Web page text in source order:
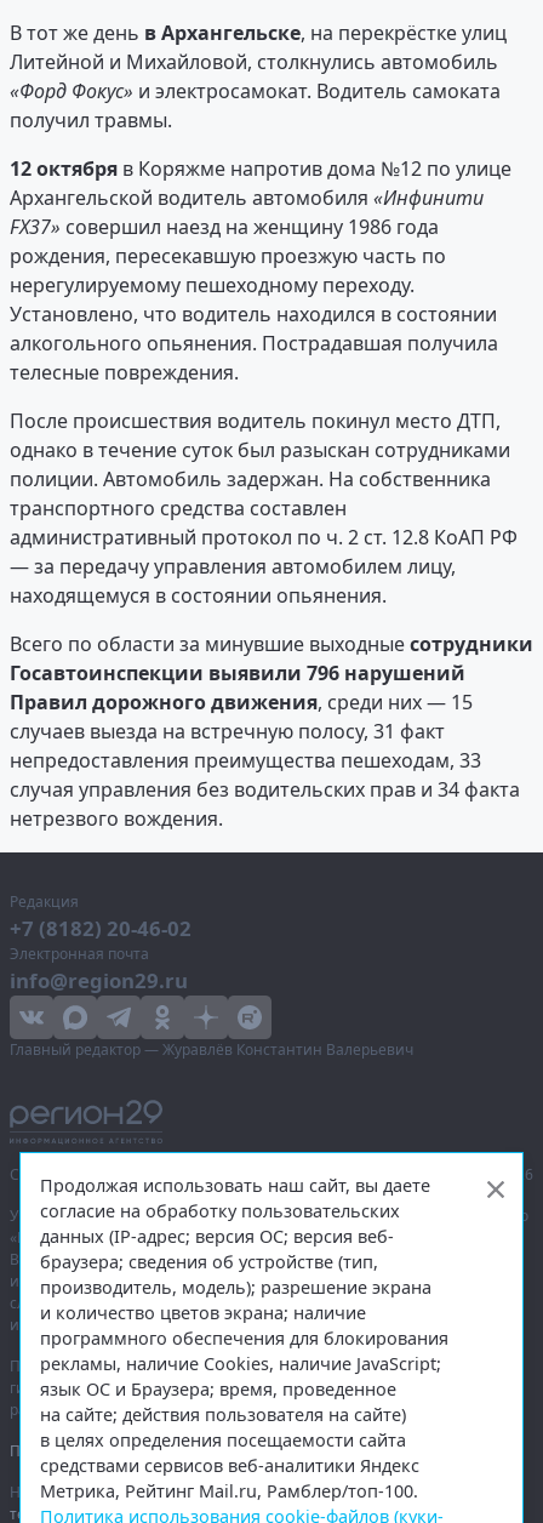
В тот же день в Архангельске, на перекрёстке улиц
Литейной и Михайловой, столкнулись автомобиль
«Форд Фокус» и электросамокат. Водитель самоката
получил травмы.
12 октября в Коряжме напротив дома №12 по улице
Архангельской водитель автомобиля «Инфинити
FX37» совершил наезд на женщину 1986 года
рождения, пересекавшую проезжую часть по
нерегулируемому пешеходному переходу.
Установлено, что водитель находился в состоянии
алкогольного опьянения. Пострадавшая получила
телесные повреждения.
После происшествия водитель покинул место ДТП,
однако в течение суток был разыскан сотрудниками
полиции. Автомобиль задержан. На собственника
транспортного средства составлен
административный протокол по ч. 2 ст. 12.8 КоАП РФ
— за передачу управления автомобилем лицу,
находящемуся в состоянии опьянения.
Всего по области за минувшие выходныесотрудники
Госавтоинспекции выявили 796 нарушений
Правил дорожного движения, среди них — 15
случаев выезда на встречную полосу, 31 факт
непредоставления преимущества пешеходам, 33
случая управления без водительских прав и 34 факта
нетрезвого вождения.
Редакция
+7 (8182) 20-46-02
Электронная почта
info@region29.ru
Главный редактор — Журавлёв Константин Валерьевич
Сетевое издание «Информационное агентство Регион 29»,
© 2016–2026
Учредитель — общество с ограниченной ответственностью «Агентство
«Правда Севера».
Выписка из реестра зарегистрированных средств массовой
информации:ЭЛ № ФС 77-74226 от 09.11.2018 выдано Федеральной
службой по надзору в сфере связи, информационных технологий
и массовых коммуникаций (Роскомнадзор).
При полном или частичном использовании любых материалов
гиперссылка на region29.ruобязательна. Копирование материалов без
разрешения администрации сайта запрещено.
Правовая информация.
На информационном ресурсе применяютсярекомендательные
технологии.
Продолжая использовать наш сайт, вы даете
согласие на обработку пользовательских
данных (IP-адрес; версия ОС; версия веб-
браузера; сведения об устройстве (тип,
производитель, модель); разрешение экрана
и количество цветов экрана; наличие
программного обеспечения для блокирования
рекламы, наличие Cookies, наличие JavaScript;
язык ОС и Браузера; время, проведенное
на сайте; действия пользователя на сайте)
в целях определения посещаемости сайта
средствами сервисов веб-аналитики Яндекс
Метрика, Рейтинг Mail.ru, Рамблер/топ-100.
Политика использования cookie-файлов (куки-